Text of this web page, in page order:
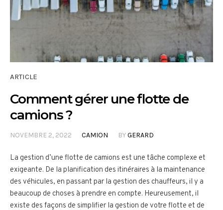
ARTICLE
Comment gérer une flotte de
camions ?
NOVEMBRE 2, 2022 CAMION BYGERARD
La gestion d’une flotte de camions est une tâche complexe et
exigeante. De la planification des itinéraires à la maintenance
des véhicules, en passant par la gestion des chauffeurs, il y a
beaucoup de choses à prendre en compte. Heureusement, il
existe des façons de simplifier la gestion de votre flotte et de